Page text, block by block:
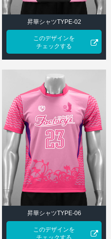
昇華シャツTYPE-02
このデザインを
チェックする
昇華シャツTYPE-06
このデザインを
チェックする